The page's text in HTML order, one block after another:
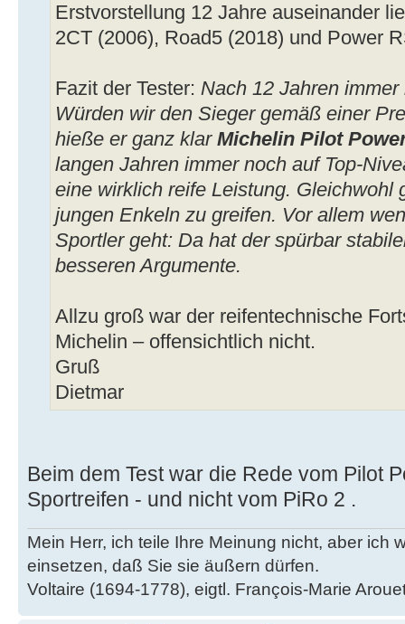
Erstvorstellung 12 Jahre auseinander
2CT (2006), Road5 (2018) und Power
Fazit der Tester: Nach 12 Jahren
Würden wir den Sieger gemäß einer
hieße er ganz klar Michelin Pilot
langen Jahren immer noch auf Top-
eine wirklich reife Leistung. Gleichwohl
jungen Enkeln zu greifen. Vor allem
Sportler geht: Da hat der spürbar
besseren Argumente.
Allzu groß war der reifentechnische
Michelin – offensichtlich nicht.
Gruß
Dietmar
Beim dem Test war die Rede vom Pilot
Sportreifen - und nicht vom PiRo 2 .
Mein Herr, ich teile Ihre Meinung nicht, aber ich
einsetzen, daß Sie sie äußern dürfen.
Voltaire (1694-1778), eigtl. François-Marie